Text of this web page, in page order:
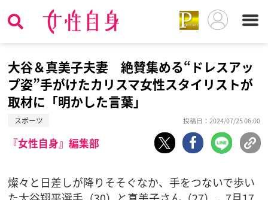
大谷＆真美子夫妻 絶賛集める“ドレスアッ
プ姿”手がけたカリスマ女性スタイリストが
取材に「明かした言葉」
スポーツ 投稿日：2024/07/25 06:00
『女性自身』編集部
燦々と日差しが降りそそぐなか、手をつないで歩い